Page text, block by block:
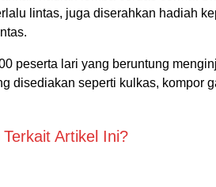
lintas, juga diserahkan hadiah
peserta lari yang beruntung
disediakan seperti kulkas, kompor
Artikel Ini?